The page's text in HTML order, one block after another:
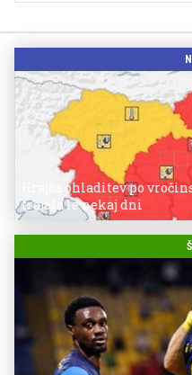
Krajša ohladitev po
trajala le nekaj dni